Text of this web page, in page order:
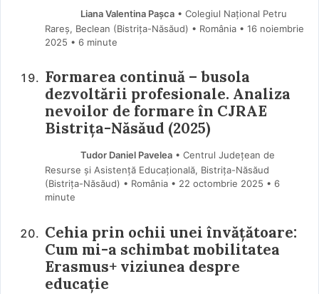
Liana Valentina Pașca• Colegiul Național Petru
Rareș, Beclean (Bistriţa-Năsăud) • România
16 noiembrie
2025 • 6 minute
Formarea continuă – busola
dezvoltării profesionale. Analiza
nevoilor de formare în CJRAE
Bistrița-Năsăud (2025)
Tudor Daniel Pavelea• Centrul Județean de
Resurse și Asistență Educațională, Bistrița-Năsăud
(Bistriţa-Năsăud) • România
22 octombrie 2025 • 6
minute
Cehia prin ochii unei învățătoare:
Cum mi-a schimbat mobilitatea
Erasmus+ viziunea despre
educație